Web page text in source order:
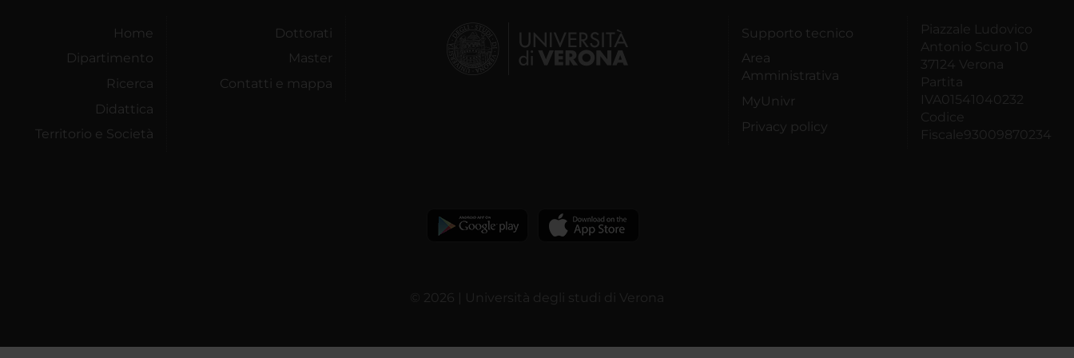
Home
Dipartimento
Ricerca
Didattica
Territorio e Società
Dottorati
Master
Contatti e mappa
Supporto tecnico
Area
Amministrativa
MyUnivr
Privacy policy
Piazzale Ludovico
Antonio Scuro 10
37124 Verona
Partita
IVA01541040232
Codice
Fiscale93009870234
© 2026 | Università degli studi di Verona